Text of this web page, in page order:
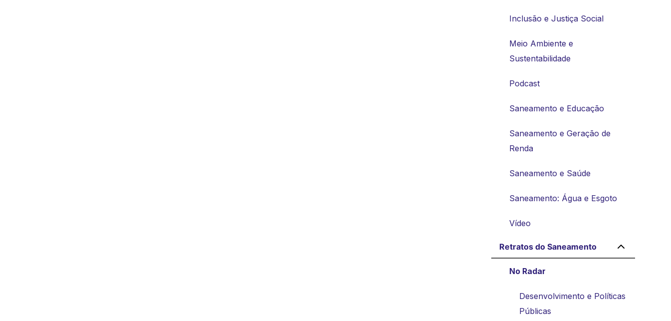
Inclusão e Justiça Social
Meio Ambiente e
Sustentabilidade
Podcast
Saneamento e Educação
Saneamento e Geração de
Renda
Saneamento e Saúde
Saneamento: Água e Esgoto
Vídeo
Retratos do Saneamento
No Radar
Desenvolvimento e Políticas
Públicas